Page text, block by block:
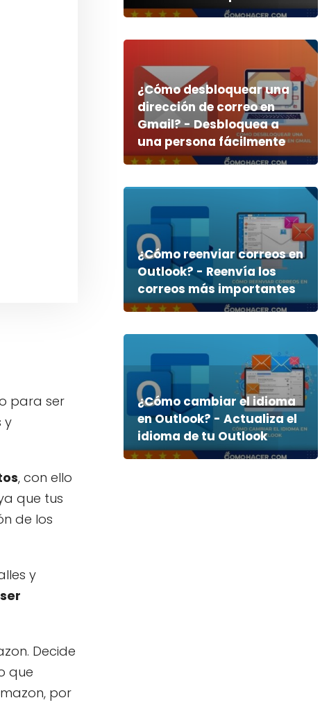
para ser
y
, con ello
que tus
de los
y
Decide
que
por
¿Cómo desbloquear una
dirección de correo en
Gmail? - Desbloquea a
una persona fácilmente
¿Cómo reenviar correos en
Outlook? - Reenvía los
correos más importantes
¿Cómo cambiar el idioma
en Outlook? - Actualiza el
idioma de tu Outlook